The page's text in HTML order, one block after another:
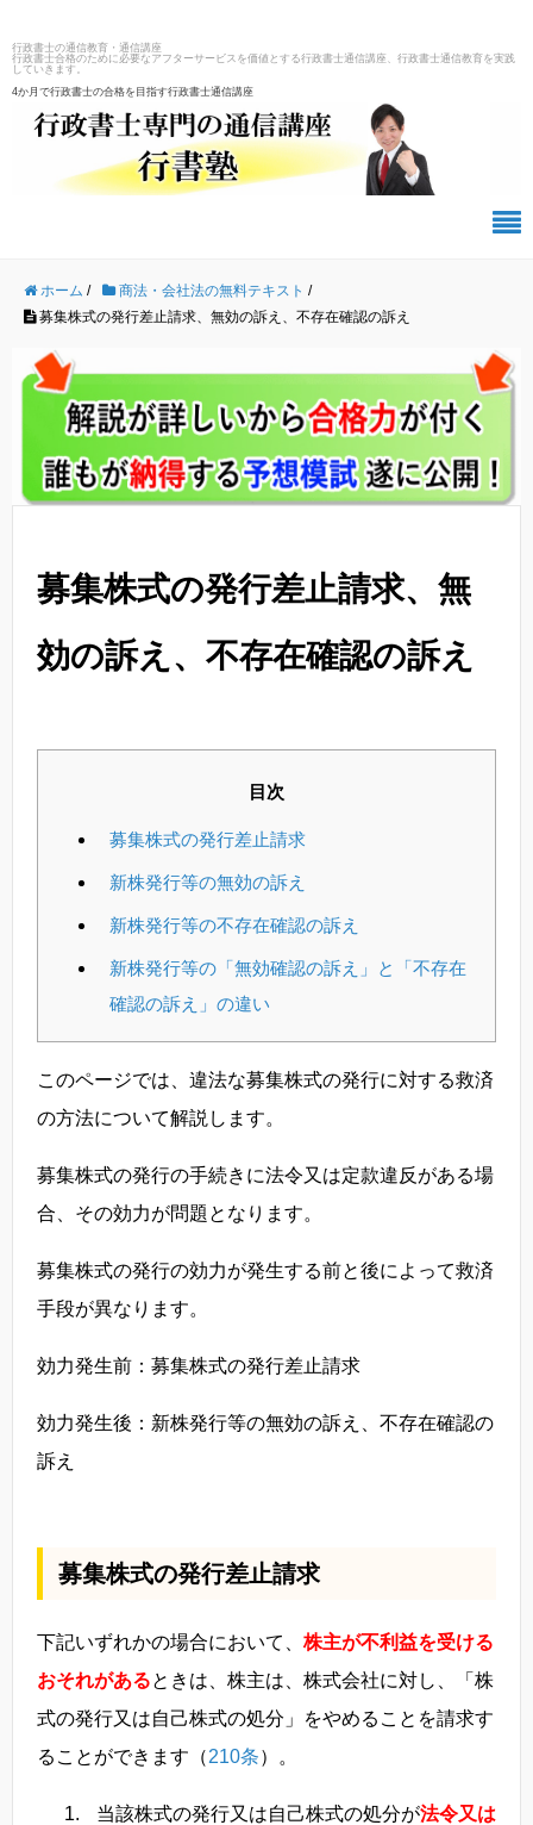
行政書士の通信教育・通信講座
行政書士合格のために必要なアフターサービスを価値とする行政書士通信講座、行政書士通信教育を実践
していきます。
4か月で行政書士の合格を目指す行政書士通信講座
ホーム / 商法・会社法の無料テキスト /
募集株式の発行差止請求、無効の訴え、不存在確認の訴え
募集株式の発行差止請求、無
効の訴え、不存在確認の訴え
目次
募集株式の発行差止請求
新株発行等の無効の訴え
新株発行等の不存在確認の訴え
新株発行等の「無効確認の訴え」と「不存在
確認の訴え」の違い
このページでは、違法な募集株式の発行に対する救済
の方法について解説します。
募集株式の発行の手続きに法令又は定款違反がある場
合、その効力が問題となります。
募集株式の発行の効力が発生する前と後によって救済
手段が異なります。
効力発生前：募集株式の発行差止請求
効力発生後：新株発行等の無効の訴え、不存在確認の
訴え
募集株式の発行差止請求
下記いずれかの場合において、 株主が不利益を受ける
おそれがあるときは、株主は、株式会社に対し、「株
式の発行又は自己株式の処分」をやめることを請求す
ることができます（210条）。
当該株式の発行又は自己株式の処分が法令又は